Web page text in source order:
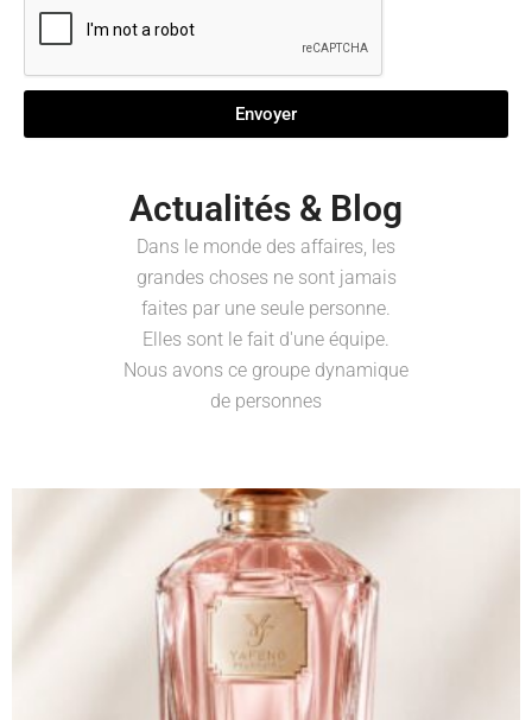
Envoyer
Actualités & Blog
Dans le monde des affaires, les
grandes choses ne sont jamais
faites par une seule personne.
Elles sont le fait d'une équipe.
Nous avons ce groupe dynamique
de personnes